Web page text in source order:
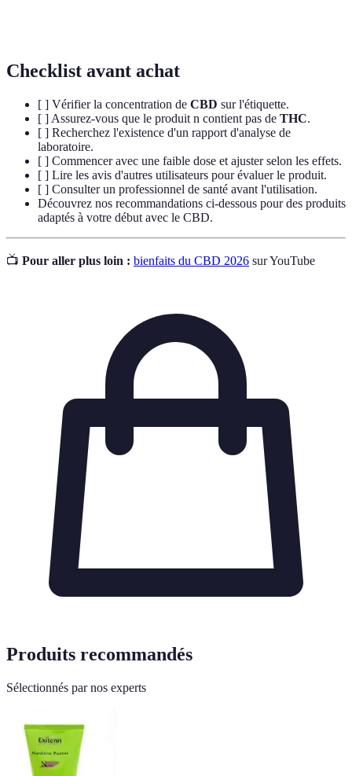
Checklist avant achat
[ ] Vérifier la concentration de CBD sur l'étiquette.
[ ] Assurez-vous que le produit n contient pas de THC.
[ ] Recherchez l'existence d'un rapport d'analyse de
laboratoire.
[ ] Commencer avec une faible dose et ajuster selon les effets.
[ ] Lire les avis d'autres utilisateurs pour évaluer le produit.
[ ] Consulter un professionnel de santé avant l'utilisation.
Découvrez nos recommandations ci-dessous pour des produits
adaptés à votre début avec le CBD.
📺 Pour aller plus loin : bienfaits du CBD 2026 sur YouTube
Produits recommandés
Sélectionnés par nos experts